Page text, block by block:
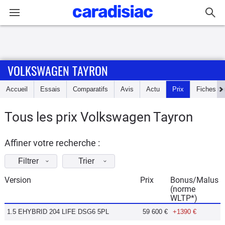
Accueil
Essais
Guide
d'achat
Electriques
Utilitaires
VOLKSWAGEN TAYRON
Accueil Essais Comparatifs Avis Actu Prix Fiches
Tous les prix Volkswagen Tayron
Affiner votre recherche :
Filtrer Trier
Version Prix
Bonus/Malus
(norme
WLTP*)
1.5 EHYBRID 204 LIFE DSG6 5PL 59 600 € +1390 €